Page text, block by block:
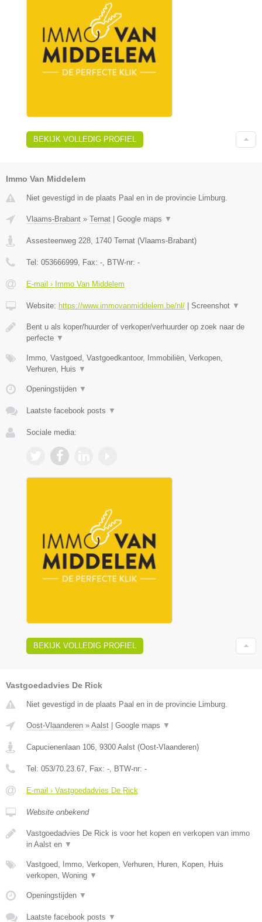
BEKIJK VOLLEDIG PROFIEL
Immo Van Middelem
Niet gevestigd in de plaats Paal en in de provincie Limburg.
Vlaams-Brabant » Ternat Google maps ▼
Assesteenweg 228 1740 Ternat (Vlaams-Brabant)
Tel: 053666999 , Fax: - , BTW-nr: -
E-mail › Immo Van Middelem
Website: https://www.immovanmiddelem.be/nl/ Screenshot ▼
Bent u als koper/huurder of verkoper/verhuurder op zoek naar de
perfecte ▼
Immo, Vastgoed, Vastgoedkantoor, Immobiliën, Verkopen,
Verhuren, Huis ▼
Openingstijden ▼
Laatste facebook posts ▼
Sociale media:
BEKIJK VOLLEDIG PROFIEL
Vastgoedadvies De Rick
Niet gevestigd in de plaats Paal en in de provincie Limburg.
Oost-Vlaanderen » Aalst Google maps ▼
Capucienenlaan 106 9300 Aalst (Oost-Vlaanderen)
Tel: 053/70.23.67 , Fax: - , BTW-nr: -
E-mail › Vastgoedadvies De Rick
Website onbekend
Vastgoedadvies De Rick is voor het kopen en verkopen van immo
in Aalst en ▼
Vastgoed, Immo, Verkopen, Verhuren, Huren, Kopen, Huis
verkopen, Woning ▼
Openingstijden ▼
Laatste facebook posts ▼